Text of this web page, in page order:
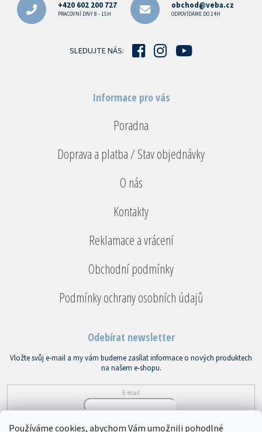
Používáme cookies, abychom Vám umožnili pohodlné
+420 602 200 727
PRACOVNÍ DNY 8 - 15H
obchod@veba.cz
ODPOVÍDÁME DO 24H
SLEDUJTE NÁS:
Informace pro vás
Poradna
Doprava a platba / Stav objednávky
O nás
Kontakty
Reklamace a vrácení
Obchodní podmínky
Podmínky ochrany osobních údajů
Odebírat newsletter
Vložte svůj e-mail a my vám budeme zasílat informace o nových produktech
na našem e-shopu.
E-mail